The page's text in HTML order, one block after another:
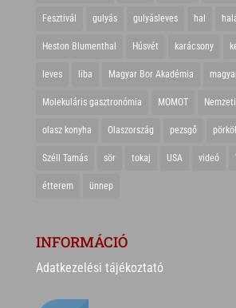
Fesztivál gulyás gulyásleves hal
Heston Blumenthal Húsvét karácsony
leves liba Magyar Bor Akadémia
Molekuláris gasztronómia MOMOT
olasz konyha Olaszország pezsgő
Széll Tamás sör tokaj USA videó
étterem ünnep
INFORMÁCIÓ
Adatkezelési tájékoztató